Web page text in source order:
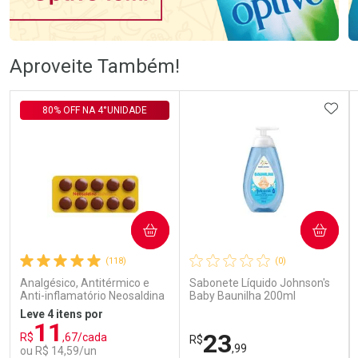
Comprar sem Desconto
Por R$ 76,78/cada
Comprar sem Desconto
Por R$ 76,78/cada
Comprar sem Desconto
Comprar sem Desconto
Aproveite Também!
(118)
Analgésico, Antitérmico e
Anti-inflamatório Neosaldina
30mg + 300mg + 30mg 10
Drágeas
80% OFF NA 4°UNIDADE
Leve 4 itens por
R$11 ,67/cada
ou R$ 14,59/un
COMPRAR
(0)
Sabonete Líquido Johnson's
Baby Baunilha 200ml
R$23,99
COMPRAR